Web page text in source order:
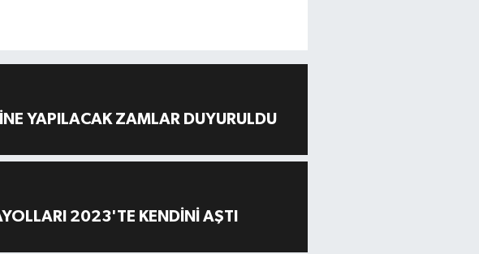
YAPILACAK ZAMLAR DUYURULDU
2023'TE KENDİNİ AŞTI